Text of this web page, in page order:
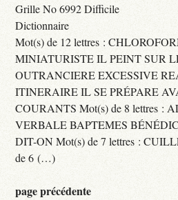
Grille No 6992 Difficile
Dictionnaire
Mot(s) de 12 lettres :
MINIATURISTE IL PEINT SUR
OUTRANCIERE EXCESSIVE
ITINERAIRE IL SE PRÉPARE
COURANTS Mot(s) de 8 lettres :
VERBALE BAPTEMES
DIT-ON Mot(s) de 7 lettres :
de 6 (…)
page précédente